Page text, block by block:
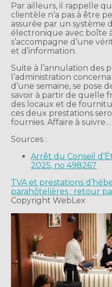
Par ailleurs, il rappelle
clientèle n’a pas à être
assurée par un système
électronique avec boîte
s’accompagne d’une
et d’information.
Suite à l’annulation des
l’administration
d’une semaine, se pose
savoir à partir de quelle
des locaux et de
ces deux prestations
fournies. Affaire à suivre…
Sources :
Arrêt du Conseil
2025, no 498267
TVA et prestations
parahôtelières : retour
Copyright WebLex